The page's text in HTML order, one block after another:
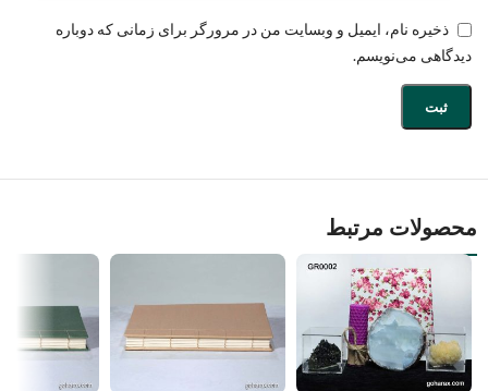
ذخیره نام، ایمیل و وبسایت من در مرورگر برای زمانی که دوباره
دیدگاهی می‌نویسم.
محصولات مرتبط